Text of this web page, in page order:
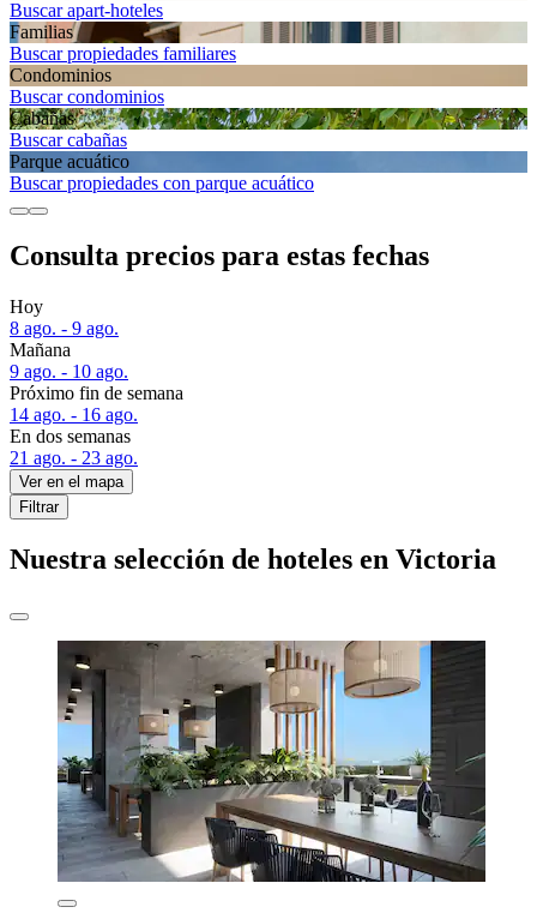
Buscar apart-hoteles
Familias
Buscar propiedades familiares
Condominios
Buscar condominios
Cabañas
Buscar cabañas
Parque acuático
Buscar propiedades con parque acuático
Consulta precios para estas fechas
Hoy
8 ago. - 9 ago.
Mañana
9 ago. - 10 ago.
Próximo fin de semana
14 ago. - 16 ago.
En dos semanas
21 ago. - 23 ago.
Ver en el mapa
Filtrar
Nuestra selección de hoteles en Victoria